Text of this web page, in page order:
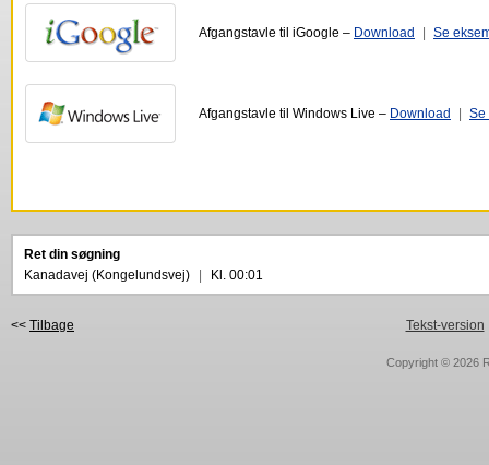
Afgangstavle til iGoogle – Download Se
Afgangstavle til Windows Live – Download Se
Ret din søgning
Kanadavej (Kongelundsvej)
Kl. 00:01
<< Tilbage Tekst-version
Copyright © 2026